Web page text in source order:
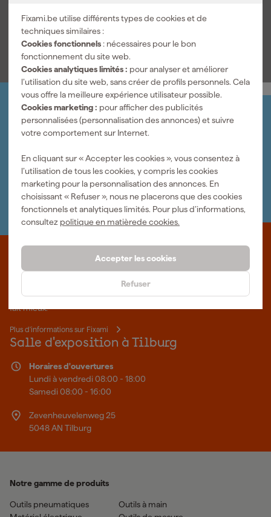
Fixami.be utilise différents types de cookies et de
techniques similaires :
Cookies fonctionnels : nécessaires pour le bon
fonctionnement du site web.
Cookies analytiques limités : pour analyser et améliorer
l’utilisation du site web, sans créer de profils personnels. Cela
vous offre la meilleure expérience utilisateur possible.
Cookies marketing : pour afficher des publicités
personnalisées (personnalisation des annonces) et suivre
votre comportement sur Internet.
En cliquant sur « Accepter les cookies », vous consentez à
l’utilisation de tous les cookies, y compris les cookies
marketing pour la personnalisation des annonces. En
choisissant « Refuser », nous ne placerons que des cookies
fonctionnels et analytiques limités. Pour plus d’informations,
consultez politique en matièrede cookies.
Accepter les cookies
Refuser
rechange en toute sécurité et les emporter facilement sur
chaque chantier. Cet accessoire pour le coupe-tube en cuivre
s’intègre parfaitement à l’outillage professionnel pour les
installations de chauffage central et les travaux de plomberie
sanitaire.
Voir toutes les caractéristiques
Organisez-le vous-même
Connectez-vous et gérez vos commandes et vos
factures.
Abonnez-vous à la newsletter hebdomadaire
Nous sommes heureux de vous aider
Nous nous ferons un plaisir de vous aider. Contactez l'un
de nos spécialistes.
Que représente Fixami?
Des outils professionnels et des conseils personnalisés : nous
sommes le spécialiste en ligne, quel que soit votre projet. Fixami
fait mieux.
Plus d'informations sur Fixami
Salle d'exposition à Tilburg
Horaires d'ouvertures
Lundi à vendredi 08:00 - 18:00
Samedi 08:00 - 16:00
Zevenheuvelenweg 25
5048 AN Tilburg
Notre gamme de produits
Outils pneumatiques
Outils à main